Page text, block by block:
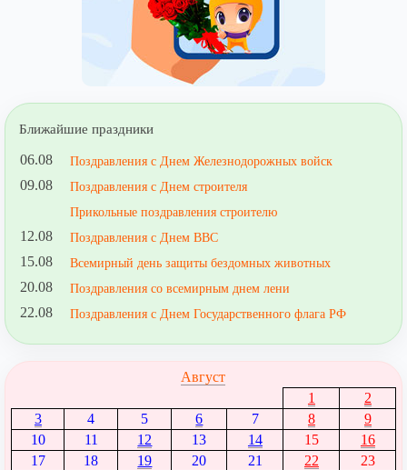
Ближайшие праздники
06.08 Поздравления с Днем Железнодорожных войск
09.08
Поздравления с Днем строителя
Прикольные поздравления строителю
12.08 Поздравления с Днем ВВС
15.08 Всемирный день защиты бездомных животных
20.08 Поздравления со всемирным днем лени
22.08 Поздравления с Днем Государственного флага РФ
Август
1
2
3
4 5 6 7 8
9
10
11 12 13 14 15
16
17
18 19 20 21 22
23